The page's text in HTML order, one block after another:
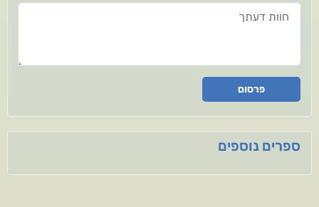
חוות דעתך
פרסום
ספרים נוספים